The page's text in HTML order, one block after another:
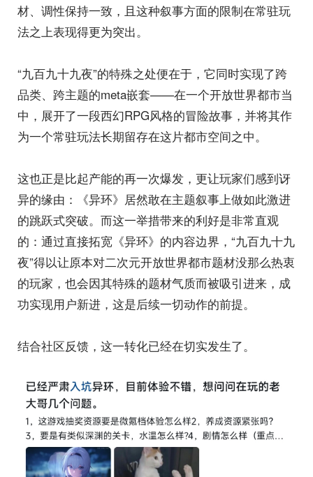
材、调性保持一致，且这种叙事方面的限制在常驻玩
法之上表现得更为突出。
“九百九十九夜”的特殊之处便在于，它同时实现了跨
品类、跨主题的meta嵌套——在一个开放世界都市当
中，展开了一段西幻RPG风格的冒险故事，并将其作
为一个常驻玩法长期留存在这片都市空间之中。
这也正是比起产能的再一次爆发，更让玩家们感到讶
异的缘由：《异环》居然敢在主题叙事上做如此激进
的跳跃式突破。而这一举措带来的利好是非常直观
的：通过直接拓宽《异环》的内容边界，“九百九十九
夜”得以让原本对二次元开放世界都市题材没那么热衷
的玩家，也会因其特殊的题材气质而被吸引进来，成
功实现用户新进，这是后续一切动作的前提。
结合社区反馈，这一转化已经在切实发生了。